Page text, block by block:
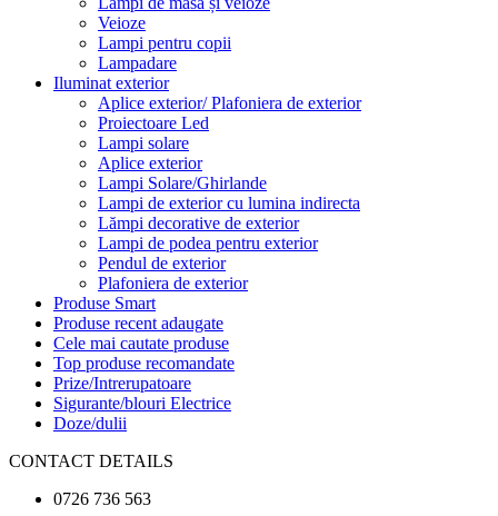
Veioze
Lampi pentru copii
Lampadare
Iluminat exterior
Aplice exterior/ Plafoniera de exterior
Proiectoare Led
Lampi solare
Aplice exterior
Lampi Solare/Ghirlande
Lampi de exterior cu lumina indirecta
Lămpi decorative de exterior
Lampi de podea pentru exterior
Pendul de exterior
Plafoniera de exterior
Produse Smart
Produse recent adaugate
Cele mai cautate produse
Top produse recomandate
Prize/Intrerupatoare
Sigurante/blouri Electrice
Doze/dulii
CONTACT DETAILS
0726 736 563